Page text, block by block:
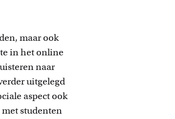
maar ook
in het online
naar
uitgelegd
aspect ook
studenten